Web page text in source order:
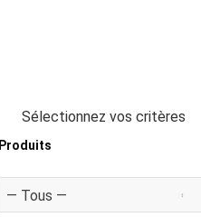
Sélectionnez vos critères
Produits